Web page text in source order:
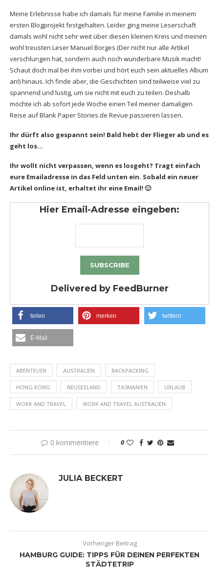
Meine Erlebnisse habe ich damals für meine Familie in meinem
ersten Blogprojekt festgehalten. Leider ging meine Leserschaft
damals wohl nicht sehr weit über diesen kleinen Kreis und meinen
wohl treusten LeserManuel Borges (Der nicht nur alle Artikel
verschlungen hat, sondern auch noch wunderbare Musik macht!
Schaut doch mal bei ihm vorbei und hört euch sein aktuelles Album
an!) hinaus. Ich finde aber, die Geschichten sind teilweise viel zu
spannend und lustig, um sie nicht mit euch zu teilen. Deshalb
möchte ich ab sofort jede Woche einen Teil meiner damaligen
Reise auf Blank Paper Stories.de Revue passieren lassen.
Ihr dürft also gespannt sein! Bald hebt der Flieger ab und es
geht los…
Ihr wollt nicht verpassen, wenn es losgeht? Tragt einfach
eure Emailadresse in das Feld unten ein. Sobald ein neuer
Artikel online ist, erhaltet ihr eine Email! 🙂
Hier Email-Adresse eingeben:
Delivered by FeedBurner
teilen merken twittern
E-Mail
ABENTEUER AUSTRALIEN BACKPACKING
HONG KONG NEUSEELAND TASMANIEN URLAUB
WORK AND TRAVEL WORK AND TRAVEL AUSTRALIEN
0 kommentiere 0
JULIA BECKERT
Vorheriger Beitrag
HAMBURG GUIDE: TIPPS FÜR DEINEN PERFEKTEN
STÄDTETRIP